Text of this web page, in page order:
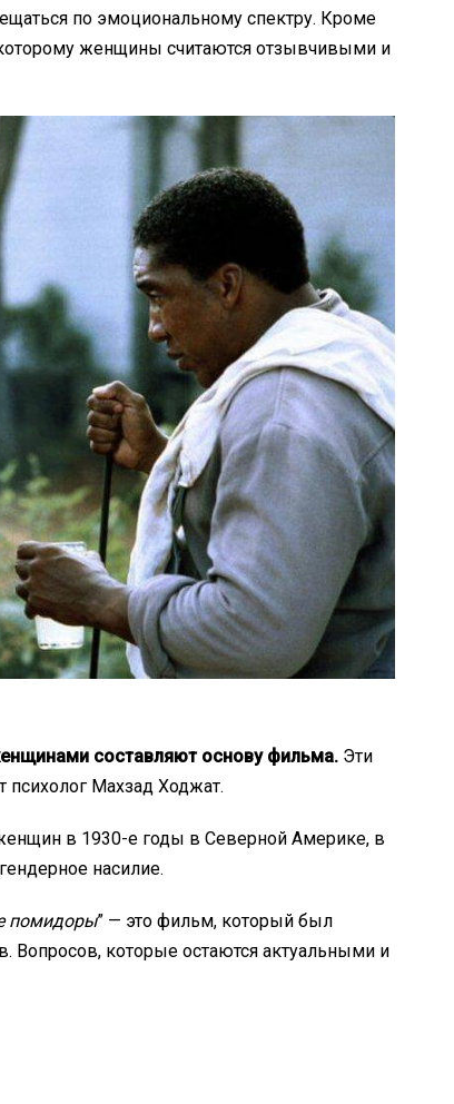
по эмоциональному спектру. Кроме
которому женщины считаются отзывчивыми и
составляют основу фильма. Эти
психолог Махзад Ходжат.
в 1930-е годы в Северной Америке, в
насилие.
помидоры” — это фильм, который был
Вопросов, которые остаются актуальными и